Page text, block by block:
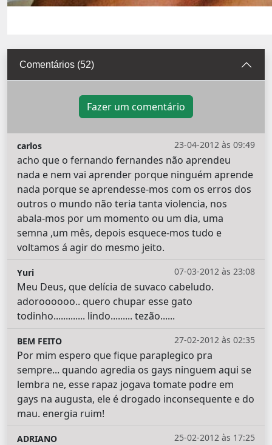
Comentários (52)
Fazer um comentário
23-04-2012 às 09:49
carlos
acho que o fernando fernandes não aprendeu
nada e nem vai aprender porque ninguém aprende
nada porque se aprendesse-mos com os erros dos
outros o mundo não teria tanta violencia, nos
abala-mos por um momento ou um dia, uma
semna ,um mês, depois esquece-mos tudo e
voltamos á agir do mesmo jeito.
07-03-2012 às 23:08
Yuri
Meu Deus, que delícia de suvaco cabeludo.
adoroooooo.. quero chupar esse gato
todinho............. lindo......... tezão......
27-02-2012 às 02:35
BEM FEITO
Por mim espero que fique paraplegico pra
sempre... quando agredia os gays ninguem aqui se
lembra ne, esse rapaz jogava tomate podre em
gays na augusta, ele é drogado inconsequente e do
mau. energia ruim!
25-02-2012 às 17:25
ADRIANO